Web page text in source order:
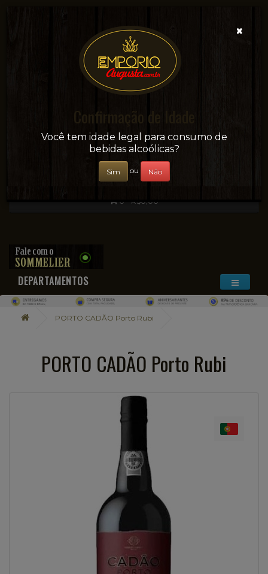
Sua conveniência e adega on-line!
0 - R$0,00
DEPARTAMENTOS
PORTO CADÃO Porto Rubi
PORTO CADÃO Porto Rubi
×
Confirmação de Idade
Você tem idade legal para consumo de
bebidas alcoólicas?
Sim ou Não